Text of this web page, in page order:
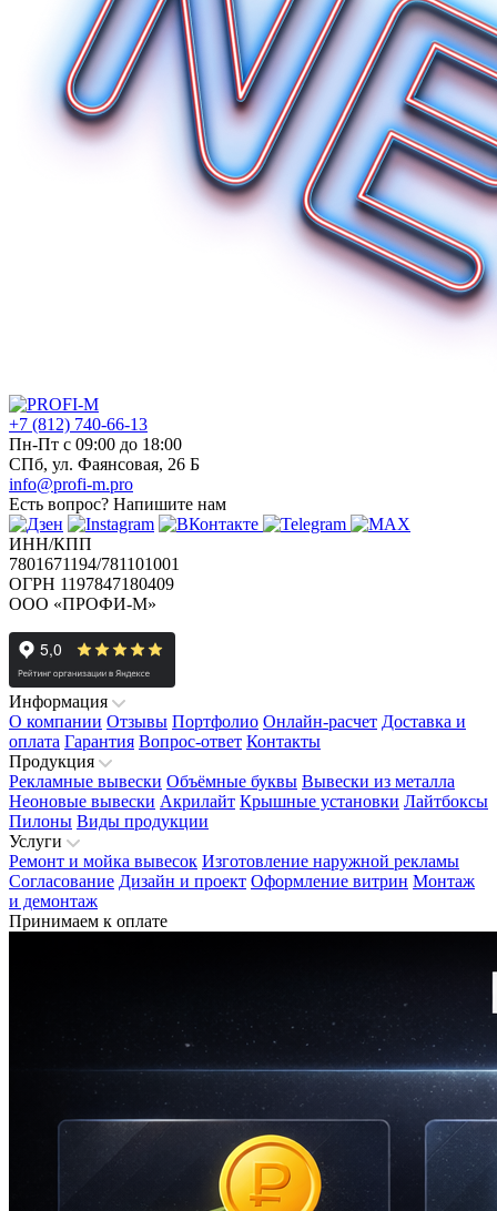
+7 (812) 740-66-13
Пн-Пт с 09:00 до 18:00
СПб, ул. Фаянсовая, 26 Б
info@profi-m.pro
Есть вопрос? Напишите нам
ИНН/КПП
7801671194/781101001
ОГРН 1197847180409
ООО «ПРОФИ-М»
Информация
О компании Отзывы Портфолио Онлайн-расчет Доставка и
оплата Гарантия Вопрос-ответ Контакты
Продукция
Рекламные вывески Объёмные буквы Вывески из металла
Неоновые вывески Акрилайт Крышные установки Лайтбоксы
Пилоны Виды продукции
Услуги
Ремонт и мойка вывесок Изготовление наружной рекламы
Согласование Дизайн и проект Оформление витрин Монтаж
и демонтаж
Принимаем к оплате